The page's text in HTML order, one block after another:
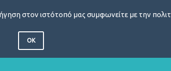
στον ιστότοπό μας συμφωνείτε με την
OK